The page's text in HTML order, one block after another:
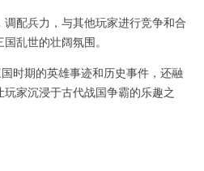
配兵力，与其他玩家进行竞争和合
乱世的壮阔氛围。
期的英雄事迹和历史事件，还融
家沉浸于古代战国争霸的乐趣之